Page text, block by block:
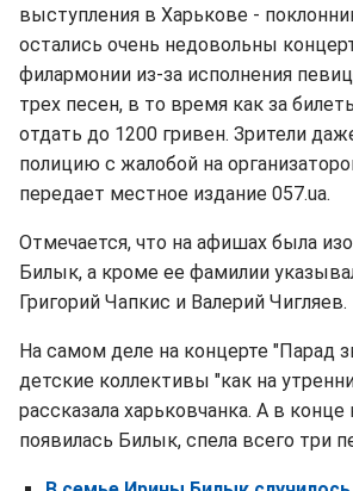
выступления в Харькове -
остались очень недовольны
филармонии из-за исполнения
трех песен, в то время как за
отдать до 1200 гривен. Зрители
полицию с жалобой на
передает местное издание 057.ua.
Отмечается, что на афишах была
Билык, а кроме ее фамилии
Григорий Чапкис и Валерий Чигляев.
На самом деле на концерте "Парад
детские коллективы "как на
рассказала харьковчанка. А в конце
появилась Билык, спела всего три